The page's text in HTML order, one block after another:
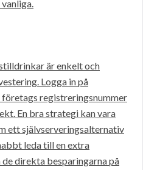
är enkelt och
Logga in på
registreringsnummer
En bra strategi kan vara
ett självserveringsalternativ
leda till en extra
direkta besparingarna på